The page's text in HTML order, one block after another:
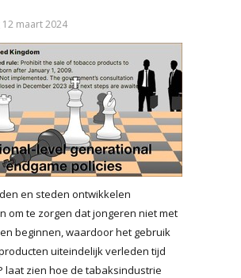
maart 2024
en steden ontwikkelen
om te zorgen dat jongeren niet met
beginnen, waardoor het gebruik
uiteindelijk verleden tijd
laat zien hoe de tabaksindustrie